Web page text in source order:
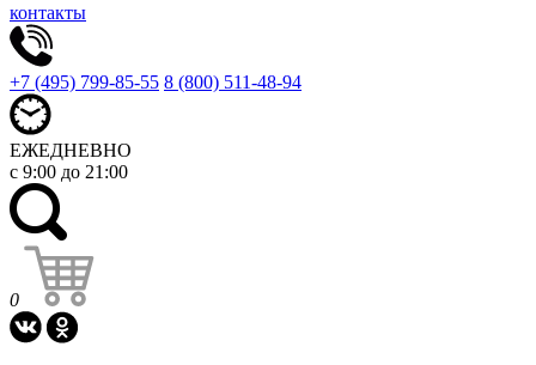
контакты
+7 (495) 799-85-55 8 (800) 511-48-94
ЕЖЕДНЕВНО
с 9:00 до 21:00
0